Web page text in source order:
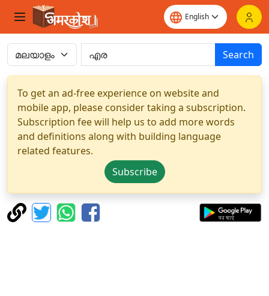
Search
To get an ad-free experience on website and
mobile app, please consider taking a subscription.
Subscription fee will help us to add more words
and definitions along with building language
related features.
Subscribe